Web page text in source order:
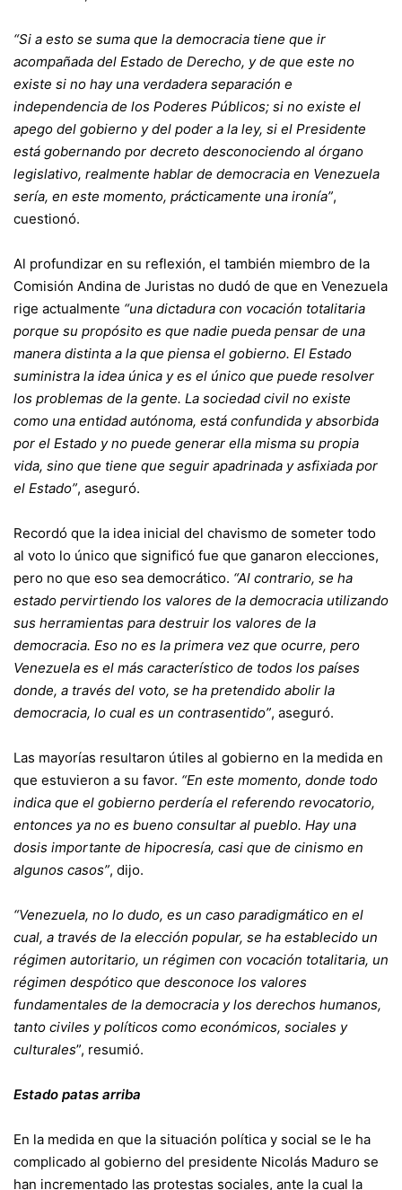
“Si a esto se suma que la democracia tiene que ir
acompañada del Estado de Derecho, y de que este no
existe si no hay una verdadera separación e
independencia de los Poderes Públicos; si no existe el
apego del gobierno y del poder a la ley, si el Presidente
está gobernando por decreto desconociendo al órgano
legislativo, realmente hablar de democracia en Venezuela
sería, en este momento, prácticamente una ironía”,
cuestionó.
Al profundizar en su reflexión, el también miembro de la
Comisión Andina de Juristas no dudó de que en Venezuela
rige actualmente “una dictadura con vocación totalitaria
porque su propósito es que nadie pueda pensar de una
manera distinta a la que piensa el gobierno. El Estado
suministra la idea única y es el único que puede resolver
los problemas de la gente. La sociedad civil no existe
como una entidad autónoma, está confundida y absorbida
por el Estado y no puede generar ella misma su propia
vida, sino que tiene que seguir apadrinada y asfixiada por
el Estado”, aseguró.
Recordó que la idea inicial del chavismo de someter todo
al voto lo único que significó fue que ganaron elecciones,
pero no que eso sea democrático. “Al contrario, se ha
estado pervirtiendo los valores de la democracia utilizando
sus herramientas para destruir los valores de la
democracia. Eso no es la primera vez que ocurre, pero
Venezuela es el más característico de todos los países
donde, a través del voto, se ha pretendido abolir la
democracia, lo cual es un contrasentido”, aseguró.
Las mayorías resultaron útiles al gobierno en la medida en
que estuvieron a su favor. “En este momento, donde todo
indica que el gobierno perdería el referendo revocatorio,
entonces ya no es bueno consultar al pueblo. Hay una
dosis importante de hipocresía, casi que de cinismo en
algunos casos”, dijo.
“Venezuela, no lo dudo, es un caso paradigmático en el
cual, a través de la elección popular, se ha establecido un
régimen autoritario, un régimen con vocación totalitaria, un
régimen despótico que desconoce los valores
fundamentales de la democracia y los derechos humanos,
tanto civiles y políticos como económicos, sociales y
culturales”, resumió.
Estado patas arriba
En la medida en que la situación política y social se le ha
complicado al gobierno del presidente Nicolás Maduro se
han incrementado las protestas sociales, ante la cual la